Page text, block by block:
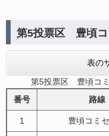
第5投票区 豊頃コ
表の
第5投票区 豊頃コ
番号
路線
1 豊頃コミ